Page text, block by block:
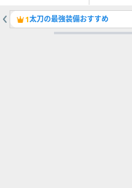
1太刀の最強装備おすすめ